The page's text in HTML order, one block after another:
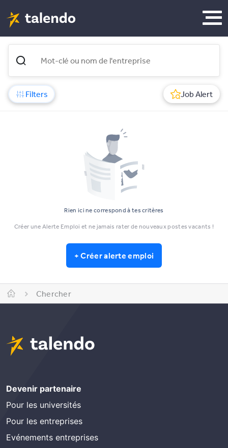
Filters Job Alert
Rien ici ne correspond à tes critères
Créer une Alerte Emploi et ne jamais rater de nouveaux postes vacants !
+Créer alerte emploi
Chercher
Devenir partenaire
Pour les universités
Pour les entreprises
Evénements entreprises